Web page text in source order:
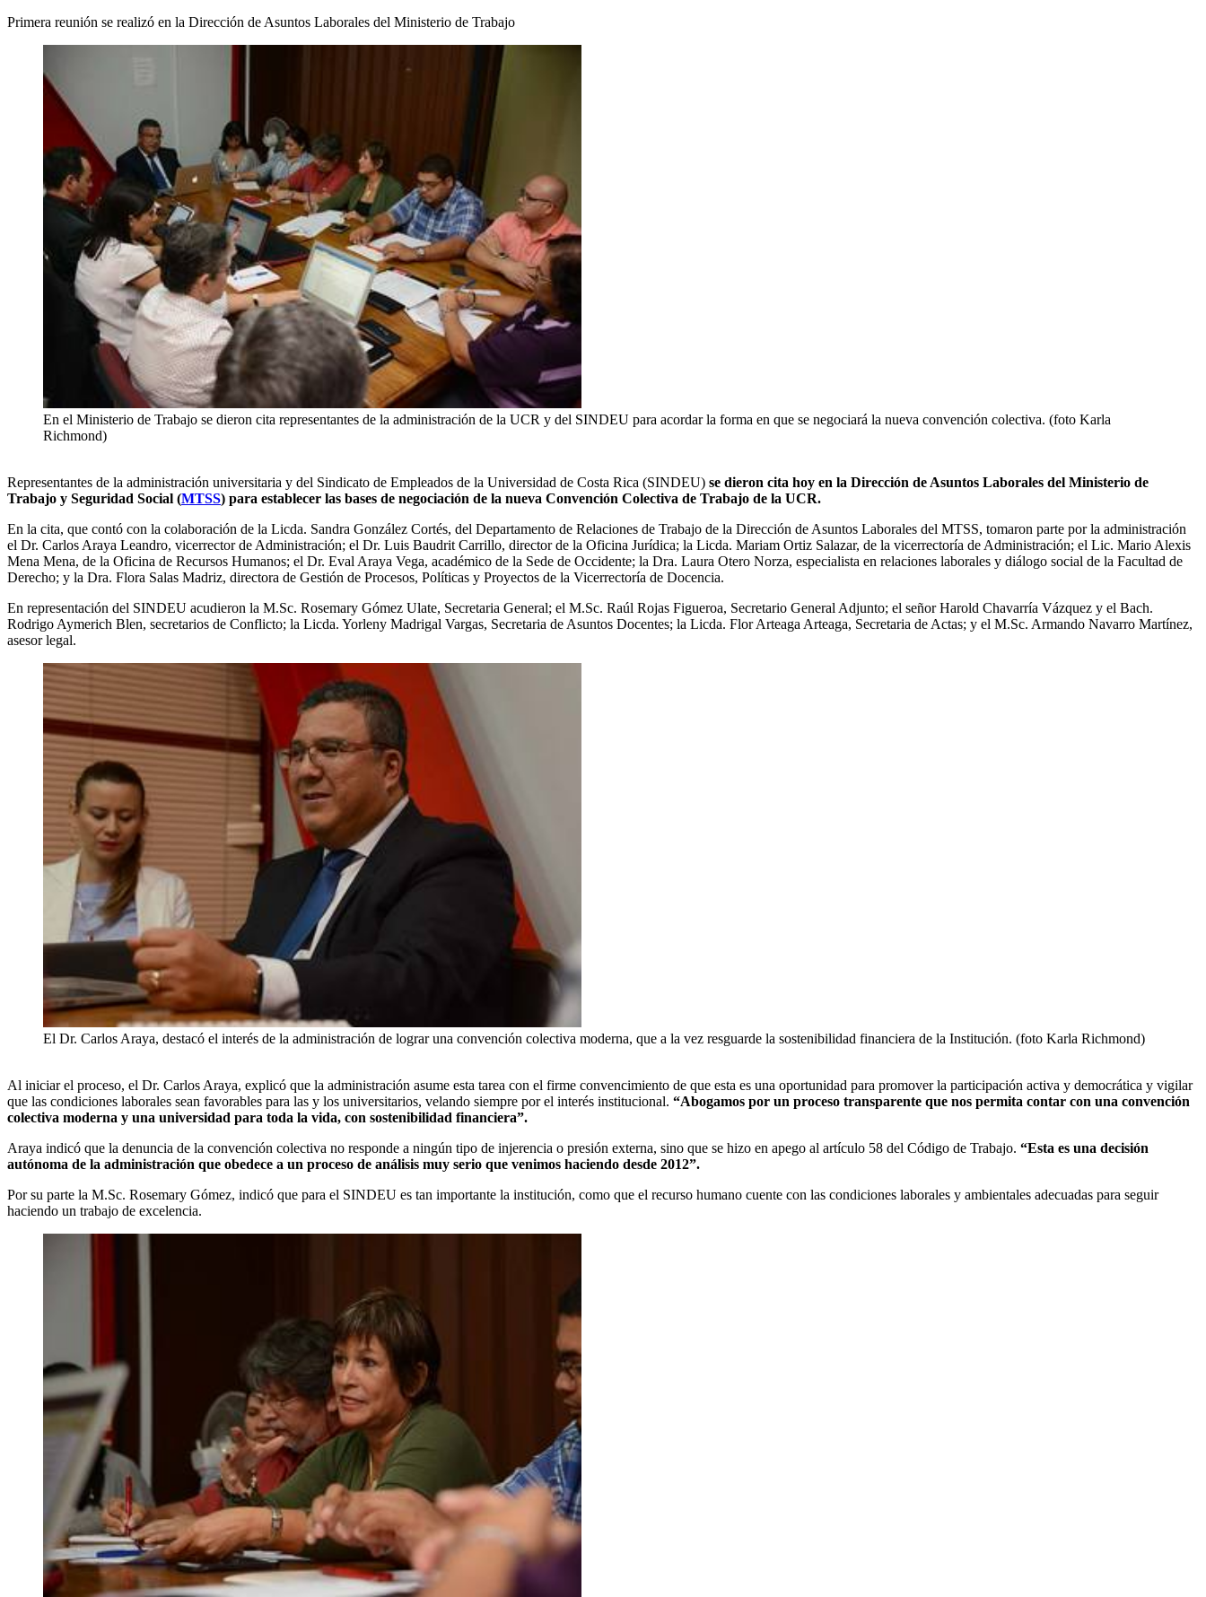
Primera reunión se realizó en la Dirección de Asuntos Laborales del Ministerio de Trabajo
En el Ministerio de Trabajo se dieron cita representantes de la administración de la UCR y del SINDEU para acordar la forma en que se negociará la nueva convención colectiva. (foto Karla
Richmond)
Representantes de la administración universitaria y del Sindicato de Empleados de la Universidad de Costa Rica (SINDEU) se dieron cita hoy en la Dirección de Asuntos Laborales del Ministerio de
Trabajo y Seguridad Social (MTSS) para establecer las bases de negociación de la nueva Convención Colectiva de Trabajo de la UCR.
En la cita, que contó con la colaboración de la Licda. Sandra González Cortés, del Departamento de Relaciones de Trabajo de la Dirección de Asuntos Laborales del MTSS, tomaron parte por la administración
el Dr. Carlos Araya Leandro, vicerrector de Administración; el Dr. Luis Baudrit Carrillo, director de la Oficina Jurídica; la Licda. Mariam Ortiz Salazar, de la vicerrectoría de Administración; el Lic. Mario Alexis
Mena Mena, de la Oficina de Recursos Humanos; el Dr. Eval Araya Vega, académico de la Sede de Occidente; la Dra. Laura Otero Norza, especialista en relaciones laborales y diálogo social de la Facultad de
Derecho; y la Dra. Flora Salas Madriz, directora de Gestión de Procesos, Políticas y Proyectos de la Vicerrectoría de Docencia.
En representación del SINDEU acudieron la M.Sc. Rosemary Gómez Ulate, Secretaria General; el M.Sc. Raúl Rojas Figueroa, Secretario General Adjunto; el señor Harold Chavarría Vázquez y el Bach.
Rodrigo Aymerich Blen, secretarios de Conflicto; la Licda. Yorleny Madrigal Vargas, Secretaria de Asuntos Docentes; la Licda. Flor Arteaga Arteaga, Secretaria de Actas; y el M.Sc. Armando Navarro Martínez,
asesor legal.
El Dr. Carlos Araya, destacó el interés de la administración de lograr una convención colectiva moderna, que a la vez resguarde la sostenibilidad financiera de la Institución. (foto Karla Richmond)
Al iniciar el proceso, el Dr. Carlos Araya, explicó que la administración asume esta tarea con el firme convencimiento de que esta es una oportunidad para promover la participación activa y democrática y vigilar
que las condiciones laborales sean favorables para las y los universitarios, velando siempre por el interés institucional. “Abogamos por un proceso transparente que nos permita contar con una convención
colectiva moderna y una universidad para toda la vida, con sostenibilidad financiera”.
Araya indicó que la denuncia de la convención colectiva no responde a ningún tipo de injerencia o presión externa, sino que se hizo en apego al artículo 58 del Código de Trabajo. “Esta es una decisión
autónoma de la administración que obedece a un proceso de análisis muy serio que venimos haciendo desde 2012”.
Por su parte la M.Sc. Rosemary Gómez, indicó que para el SINDEU es tan importante la institución, como que el recurso humano cuente con las condiciones laborales y ambientales adecuadas para seguir
haciendo un trabajo de excelencia.